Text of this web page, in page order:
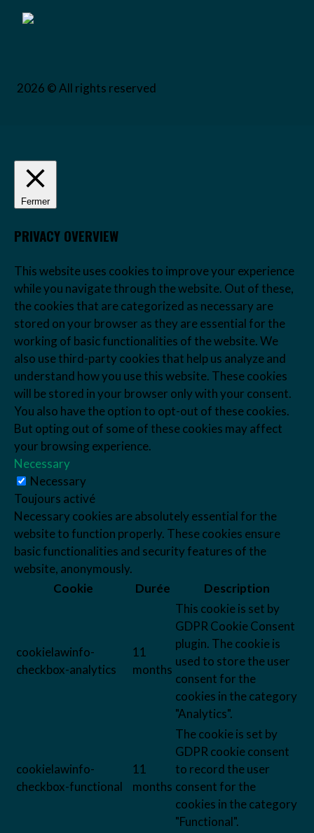
2026 © All rights reserved
Fermer
PRIVACY OVERVIEW
This website uses cookies to improve your experience
while you navigate through the website. Out of these,
the cookies that are categorized as necessary are
stored on your browser as they are essential for the
working of basic functionalities of the website. We
also use third-party cookies that help us analyze and
understand how you use this website. These cookies
will be stored in your browser only with your consent.
You also have the option to opt-out of these cookies.
But opting out of some of these cookies may affect
your browsing experience.
Necessary
Necessary
Toujours activé
Necessary cookies are absolutely essential for the
website to function properly. These cookies ensure
basic functionalities and security features of the
website, anonymously.
Cookie
Durée Description
cookielawinfo-
checkbox-analytics
11
months
This cookie is set by
GDPR Cookie Consent
plugin. The cookie is
used to store the user
consent for the
cookies in the category
"Analytics".
cookielawinfo-
checkbox-functional
11
months
The cookie is set by
GDPR cookie consent
to record the user
consent for the
cookies in the category
"Functional".